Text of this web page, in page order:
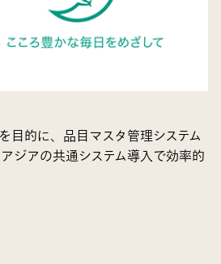
目的に、品目マスタ管理システム
ジアの共通システム導入で効率的